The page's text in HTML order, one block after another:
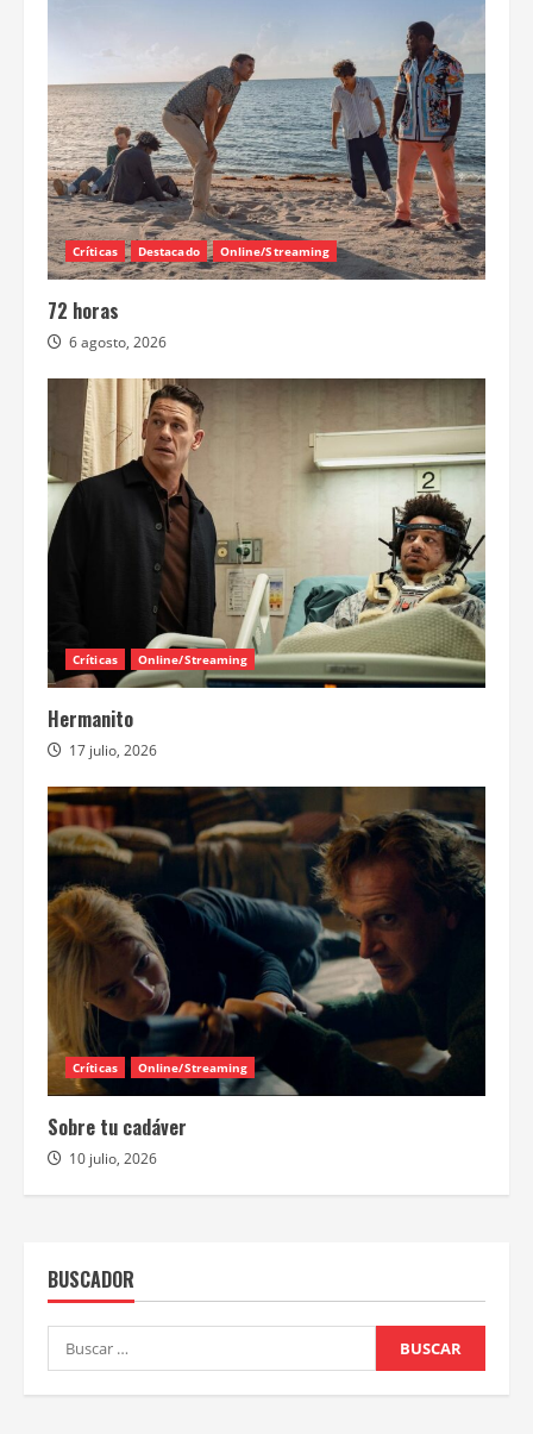
Críticas Destacado Online/Streaming
72 horas
6 agosto, 2026
Críticas Online/Streaming
Hermanito
17 julio, 2026
Críticas Online/Streaming
Sobre tu cadáver
10 julio, 2026
BUSCADOR
Buscar: